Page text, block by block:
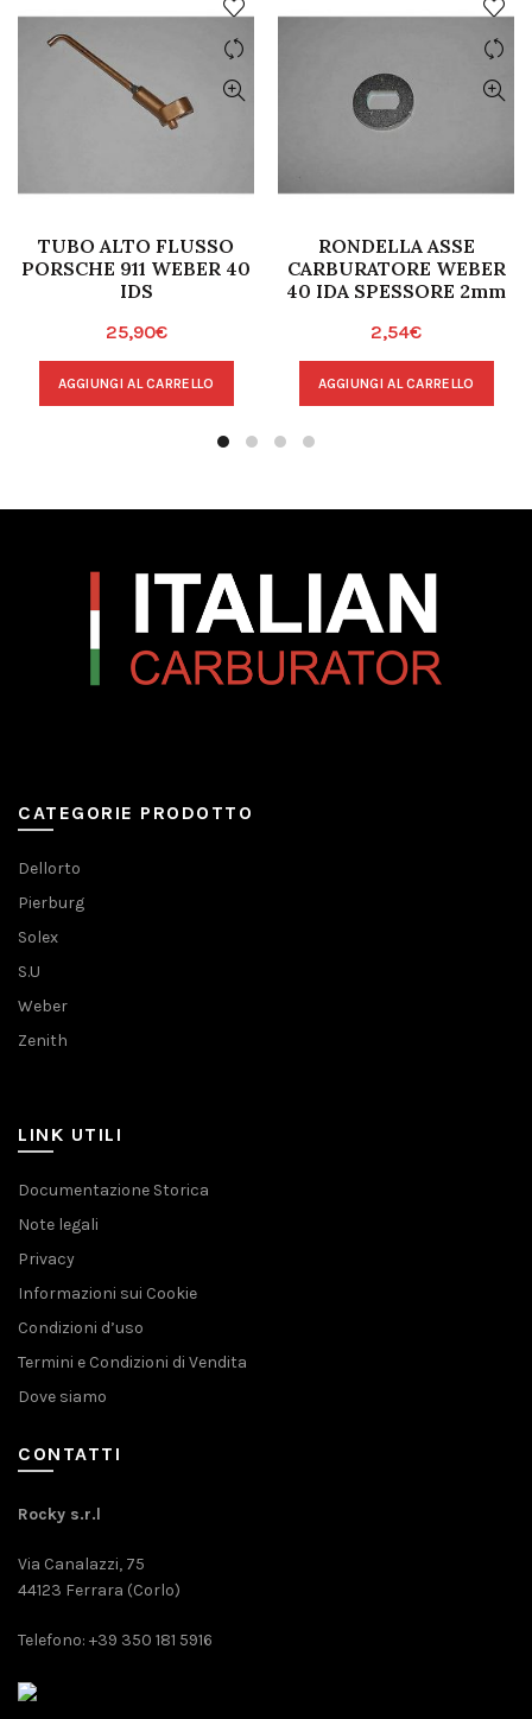
TUBO ALTO FLUSSO
PORSCHE 911 WEBER 40
IDS
25,90€
AGGIUNGI AL CARRELLO
RONDELLA ASSE
CARBURATORE WEBER
40 IDA SPESSORE 2mm
2,54€
AGGIUNGI AL CARRELLO
CATEGORIE PRODOTTO
Dellorto
Pierburg
Solex
S.U
Weber
Zenith
LINK UTILI
Documentazione Storica
Note legali
Privacy
Informazioni sui Cookie
Condizioni d’uso
Termini e Condizioni di Vendita
Dove siamo
CONTATTI
Rocky s.r.l
Via Canalazzi, 75
44123 Ferrara (Corlo)
Telefono: +39 350 181 5916